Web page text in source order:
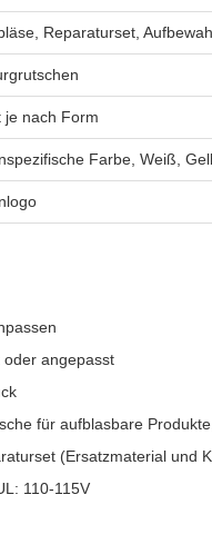
Reparaturset,
je nach Form
Farbe, Weiß,
angepasst
für aufblasbare
(Ersatzmaterial und
110-115V